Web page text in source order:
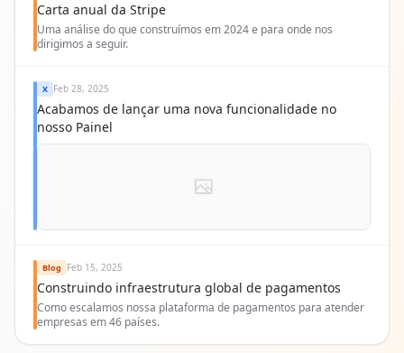
Carta anual da Stripe
Uma análise do que construímos em 2024 e para onde nos
dirigimos a seguir.
X Feb 28, 2025
Acabamos de lançar uma nova funcionalidade no
nosso Painel
Blog Feb 15, 2025
Construindo infraestrutura global de pagamentos
Como escalamos nossa plataforma de pagamentos para atender
empresas em 46 países.